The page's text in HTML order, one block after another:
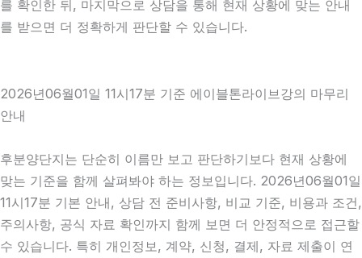
를 확인한 뒤, 마지막으로 상담을 통해 현재 상황에 맞는 안내
를 받으면 더 정확하게 판단할 수 있습니다.
2026년06월01일 11시17분 기준 에이블톤라이브강의 마무리
안내
후분양단지는 단순히 이름만 보고 판단하기보다 현재 상황에
맞는 기준을 함께 살펴봐야 하는 정보입니다. 2026년06월01일
11시17분 기본 안내, 상담 전 준비사항, 비교 기준, 비용과 조건,
주의사항, 공식 자료 확인까지 함께 보면 더 안정적으로 접근할
수 있습니다. 특히 개인정보, 계약, 신청, 결제, 자료 제출이 연